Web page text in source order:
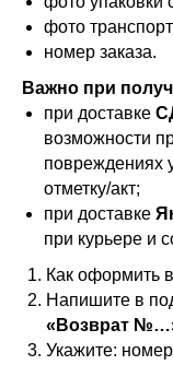
фото
номер заказа.
Важно при
при доставке
возможности
повреждениях
отметку/акт;
при доставке
при курьере и
Как оформить
Напишите в
«Возврат
Укажите: